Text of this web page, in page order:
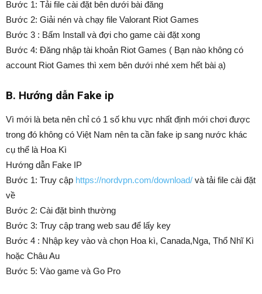
Bước 1: Tải file cài đặt bên dưới bài đăng
Bước 2: Giải nén và chạy file Valorant Riot Games
Bước 3 : Bấm Install và đợi cho game cài đặt xong
Bước 4: Đăng nhập tài khoản Riot Games ( Bạn nào không có
account Riot Games thì xem bên dưới nhé xem hết bài ạ)
B. Hướng dẫn Fake ip
Vì mới là beta nên chỉ có 1 số khu vực nhất định mới chơi được
trong đó không có Việt Nam nên ta cần fake ip sang nước khác
cụ thể là Hoa Kì
Hướng dẫn Fake IP
Bước 1: Truy cập https://nordvpn.com/download/ và tải file cài đặt
về
Bước 2: Cài đặt bình thường
Bước 3: Truy cập trang web sau để lấy key
Bước 4 : Nhập key vào và chọn Hoa kì, Canada,Nga, Thổ Nhĩ Kì
hoặc Châu Au
Bước 5: Vào game và Go Pro